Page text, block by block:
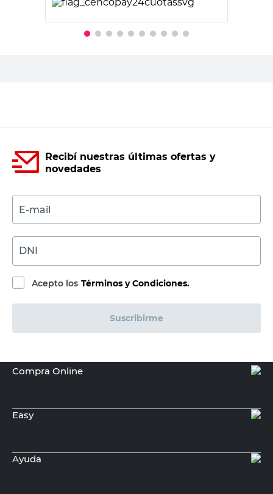
Recibí nuestras últimas ofertas y
novedades
E-mail
DNI
Acepto los Términos y Condiciones.
Suscribirme
Compra Online
Easy
Ayuda